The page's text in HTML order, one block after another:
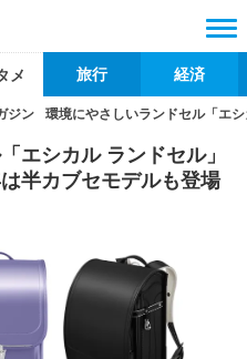
メ 旅行 経済
ジン 環境にやさしいランドセル「エ
エシカル ランドセル」
半カブセモデルも登場